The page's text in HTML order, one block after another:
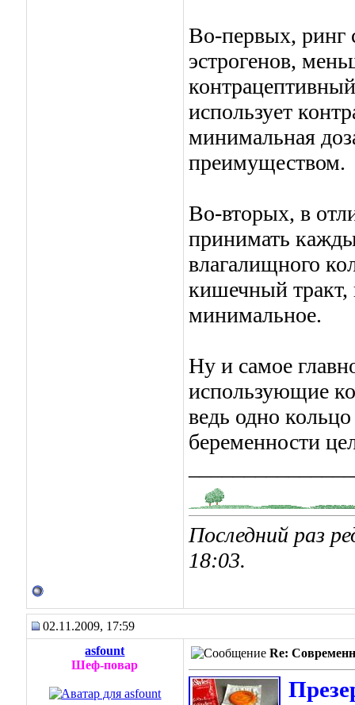
Во-первых, ринг
эстрогенов,
использует
минимальная
преимуществом.
Во-вторых, в
принимать
влагалищного
кишечный тракт,
минимальное.
Ну и самое
использующие
ведь одно
беременности
Последний раз
18:03.
02.11.2009, 17:59
asfount
Шеф-повар
Re: